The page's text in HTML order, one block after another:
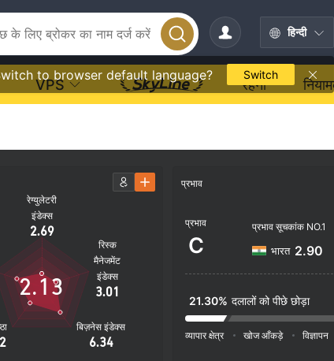
हिन्दी
to browser default language? Switch
VPS रहना
रेग्युलेटरी
इंडेक्स
2.69
बिज़नेस इंडेक्स
6.34
रिस्क
मैनेजमेंट
इंडेक्स
3.01
2.13
प्रभाव
प्रभाव
C
प्रभाव सूचकांक NO.1
भारत 2.90
21.30% दलालों को पीछे छोड़ा
व्यापार क्षेत्र खोज आँकड़े विज्ञापन